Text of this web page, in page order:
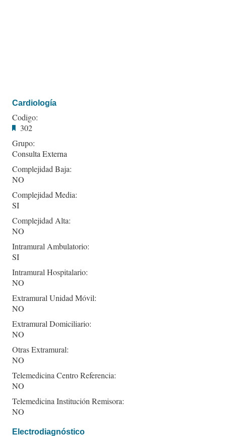
Cardiología
Codigo:
302
Grupo:
Consulta Externa
Complejidad Baja:
NO
Complejidad Media:
SI
Complejidad Alta:
NO
Intramural Ambulatorio:
SI
Intramural Hospitalario:
NO
Extramural Unidad Móvil:
NO
Extramural Domiciliario:
NO
Otras Extramural:
NO
Telemedicina Centro Referencia:
NO
Telemedicina Institución Remisora:
NO
Electrodiagnóstico